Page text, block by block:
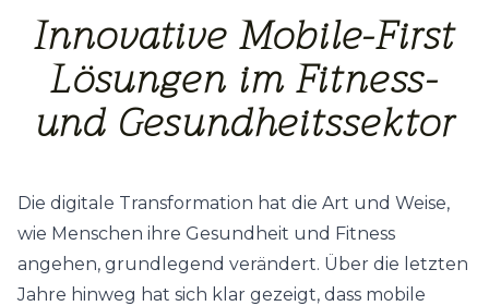
Innovative Mobile-First
Lösungen im Fitness-
und Gesundheitssektor
Die digitale Transformation hat die Art und Weise,
wie Menschen ihre Gesundheit und Fitness
angehen, grundlegend verändert. Über die letzten
Jahre hinweg hat sich klar gezeigt, dass mobile